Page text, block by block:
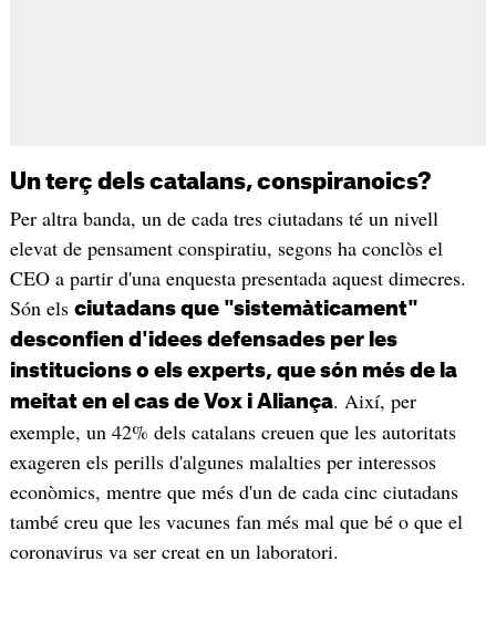
Un terç dels catalans, conspiranoics?
Per altra banda, un de cada tres ciutadans té un nivell
elevat de pensament conspiratiu, segons ha conclòs el
CEO a partir d'una enquesta presentada aquest dimecres.
Són els ciutadans que "sistemàticament"
desconfien d'idees defensades per les
institucions o els experts, que són més de la
meitat en el cas de Vox i Aliança. Així, per
exemple, un 42% dels catalans creuen que les autoritats
exageren els perills d'algunes malalties per interessos
econòmics, mentre que més d'un de cada cinc ciutadans
també creu que les vacunes fan més mal que bé o que el
coronavirus va ser creat en un laboratori.